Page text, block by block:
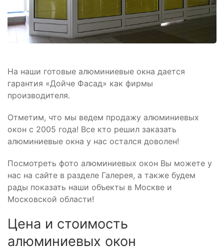
На наши готовые алюминиевые окна дается
гарантия «Дойче Фасад» как фирмы
производителя.
Отметим, что мы ведем продажу алюминиевых
окон с 2005 года! Все кто решил заказать
алюминиевые окна у нас остался доволен!
Посмотреть фото алюминиевых окон Вы можете у
нас на сайте в разделе Галерея, а также будем
рады показать наши объекты в Москве и
Московской области!
Цена и стоимость
алюминиевых окон